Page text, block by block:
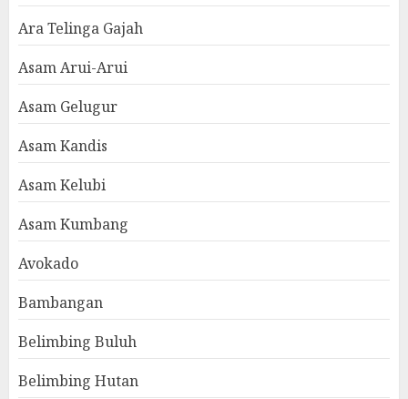
Ara Telinga Gajah
Asam Arui-Arui
Asam Gelugur
Asam Kandis
Asam Kelubi
Asam Kumbang
Avokado
Bambangan
Belimbing Buluh
Belimbing Hutan